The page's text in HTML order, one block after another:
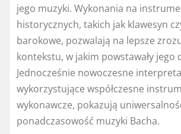
jego muzyki. Wykonania na
historycznych, takich jak klawesyn
barokowe, pozwalają na lepsze
kontekstu, w jakim powstawały jego
Jednocześnie nowoczesne
wykorzystujące współczesne
wykonawcze, pokazują
ponadczasowość muzyki Bacha.